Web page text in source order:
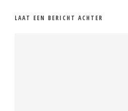
LAAT EEN BERICHT ACHTER